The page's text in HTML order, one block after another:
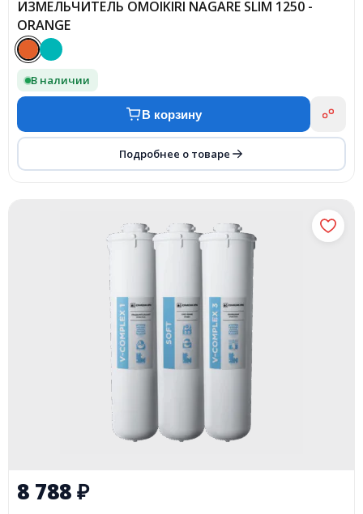
ИЗМЕЛЬЧИТЕЛЬ OMOIKIRI NAGARE SLIM 1250 -
ORANGE
В наличии
В корзину
Подробнее о товаре
8 788₽